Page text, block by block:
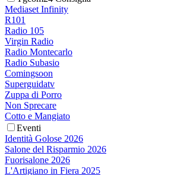
Mediaset Infinity
R101
Radio 105
Virgin Radio
Radio Montecarlo
Radio Subasio
Comingsoon
Superguidatv
Zuppa di Porro
Non Sprecare
Cotto e Mangiato
Eventi
Identità Golose 2026
Salone del Risparmio 2026
Fuorisalone 2026
L'Artigiano in Fiera 2025